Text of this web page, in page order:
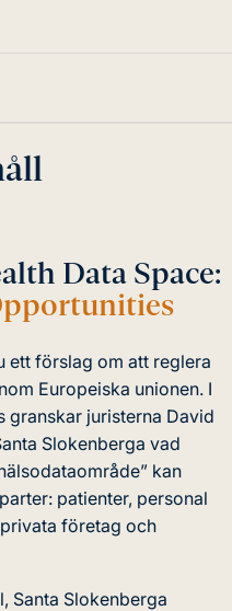
Data Space:
ett förslag om att reglera
Europeiska unionen. I
granskar juristerna David
Slokenberga vad
kan
patienter, personal
företag och
Santa Slokenberga